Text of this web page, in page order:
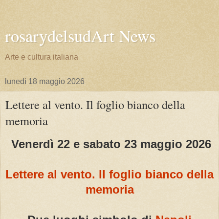
rosarydelsudArt News
Arte e cultura italiana
lunedì 18 maggio 2026
Lettere al vento. Il foglio bianco della
memoria
Venerdì 22 e sabato 23 maggio 2026
Lettere al vento. Il foglio bianco della
memoria